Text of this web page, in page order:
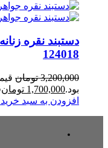
دستبند نقره
124018
3,200,000 تومان
بود.1,700,000 تومان
افزودن به سبد خرید